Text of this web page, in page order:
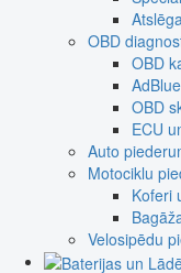
OBD
OBD
OBD
ECU
Auto
Motociklu
Koferi
Velosipēdu